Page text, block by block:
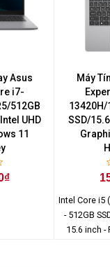
Asus
i7-
512GB
UHD
11
Máy
13420H/
SSD/
Intel Core i5
- 512GB
15.6 inch -